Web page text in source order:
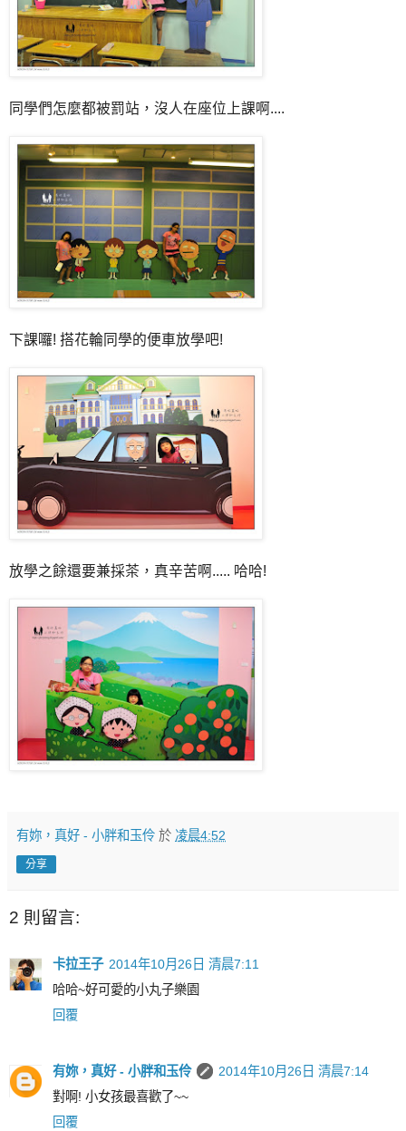
同學們怎麼都被罰站，沒人在座位上課啊....
下課囉! 搭花輪同學的便車放學吧!
放學之餘還要兼採茶，真辛苦啊..... 哈哈!
有妳，真好 - 小胖和玉伶 於 凌晨4:52
分享
2 則留言:
卡拉王子 2014年10月26日 清晨7:11
哈哈~好可愛的小丸子樂園
回覆
有妳，真好 - 小胖和玉伶
2014年10月26日 清晨7:14
對啊! 小女孩最喜歡了~~
回覆